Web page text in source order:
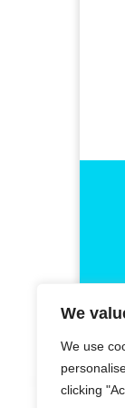
We
We use
clicking